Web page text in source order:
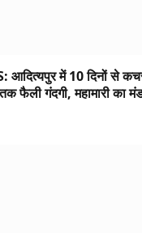
में 10 दिनों से
फैली गंदगी, महामारी का